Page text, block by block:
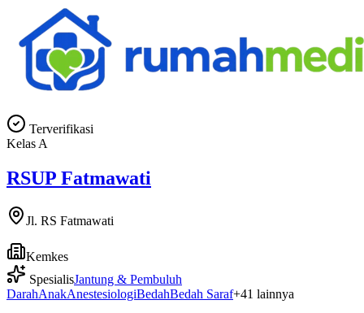
Terverifikasi
Kelas A
RSUP Fatmawati
Jl. RS Fatmawati
Kemkes
SpesialisJantung & Pembuluh
DarahAnakAnestesiologiBedahBedah Saraf+41 lainnya